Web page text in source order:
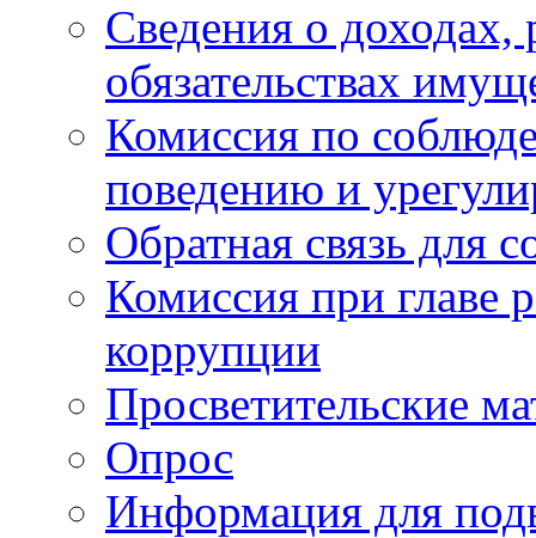
Сведения о доходах,
обязательствах
Комиссия по
поведению и
Обратная связь для
Комиссия при главе
коррупции
Просветительские
Опрос
Информация для